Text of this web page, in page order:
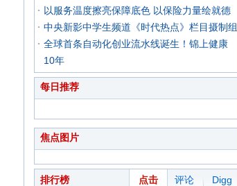
以服务温度擦亮保障底色 以保险力量绘就德
中央新影中学生频道《时代热点》栏目摄制组
全球首条自动化创业流水线诞生！锦上健康
10年
每日推荐
焦点图片
排行榜 点击 评论 Digg